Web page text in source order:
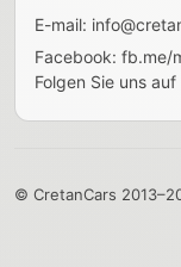
E-mail:
Facebook: fb.me/
Folgen Sie uns
© CretanCars